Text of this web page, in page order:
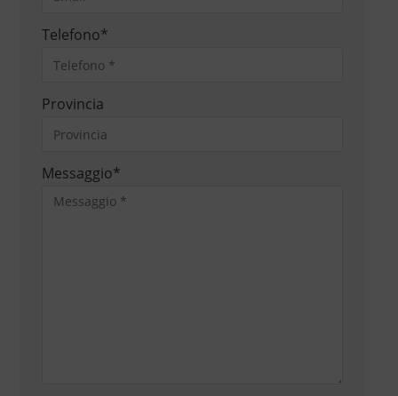
Telefono*
Provincia
Messaggio*